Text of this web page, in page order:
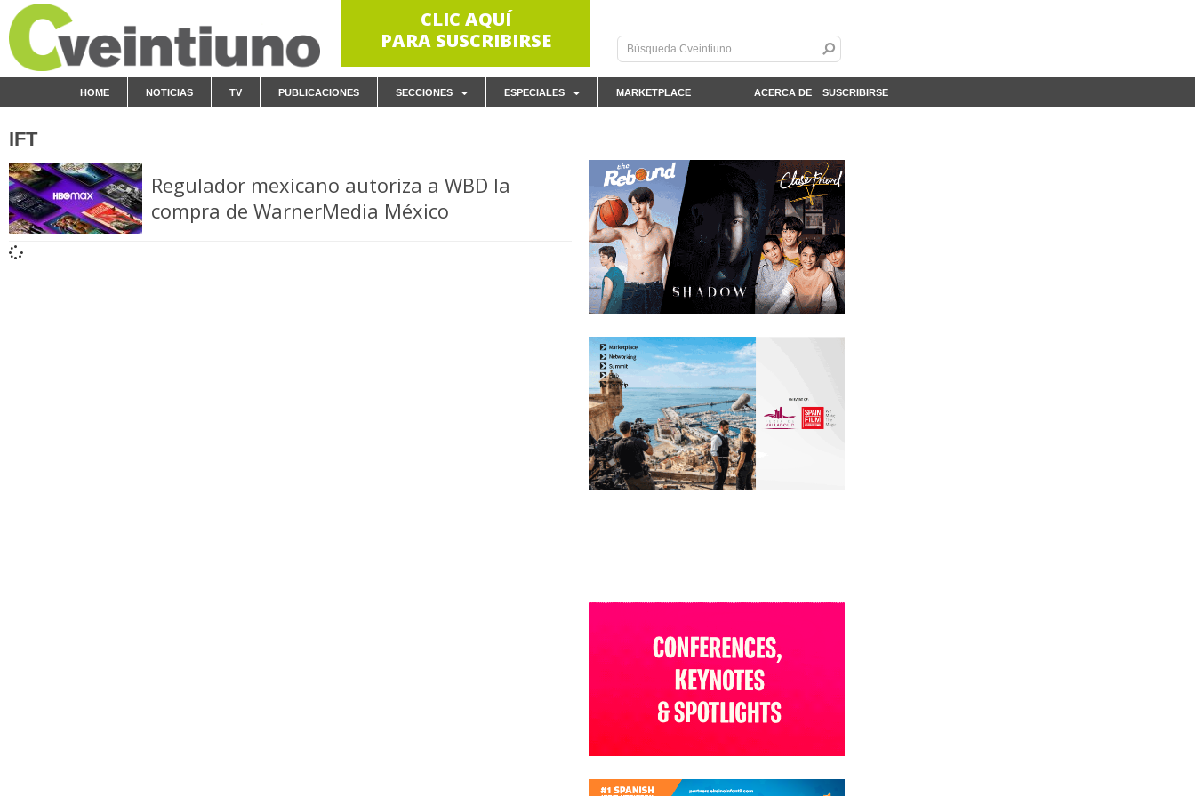
CLIC AQUÍ
PARA SUSCRIBIRSE
ACERCA DE
HOME NOTICIAS TV PUBLICACIONES SECCIONES ESPECIALES MARKETPLACE SUSCRIBIRSE
IFT
Regulador mexicano autoriza a WBD la
compra de WarnerMedia México